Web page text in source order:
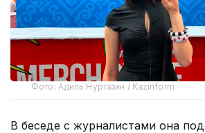
Фото: Адиль Нуртазин / Kazinform
В беседе с журналистами она